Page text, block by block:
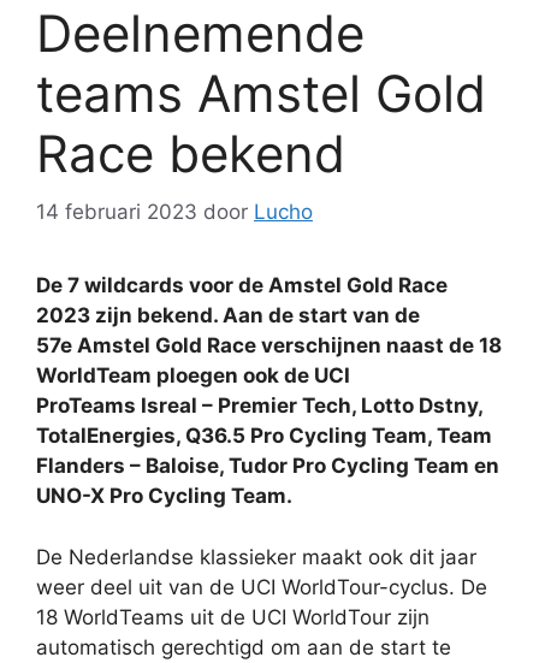
Deelnemende
teams Amstel Gold
Race bekend
14 februari 2023 door Lucho
De 7 wildcards voor de Amstel Gold Race
2023 zijn bekend. Aan de start van de
57e Amstel Gold Race verschijnen naast de 18
WorldTeam ploegen ook de UCI
ProTeams Isreal – Premier Tech, Lotto Dstny,
TotalEnergies, Q36.5 Pro Cycling Team, Team
Flanders – Baloise, Tudor Pro Cycling Team en
UNO-X Pro Cycling Team.
De Nederlandse klassieker maakt ook dit jaar
weer deel uit van de UCI WorldTour-cyclus. De
18 WorldTeams uit de UCI WorldTour zijn
automatisch gerechtigd om aan de start te